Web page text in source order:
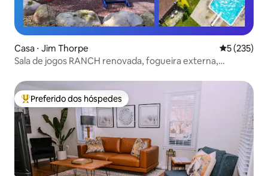
Casa ⋅ Jim Thorpe 5 de uma
5 (235)
Sala de jogos RANCH renovada, fogueira externa,
Entre os melhores preferidos dos hóspedes
Preferido dos hóspedes